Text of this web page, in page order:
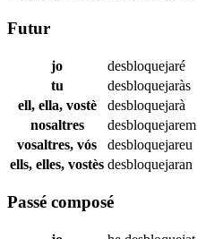
Futur
jo
desbloquejaré
tu
desbloquejaràs
ell, ella, vostè
desbloquejarà
nosaltres
desbloquejarem
vosaltres, vós
desbloquejareu
ells, elles, vostès desbloquejaran
Passé composé